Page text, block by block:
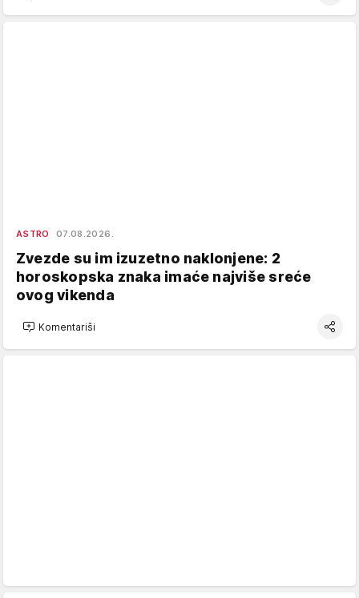
ASTRO 07.08.2026.
Zvezde su im izuzetno naklonjene: 2
horoskopska znaka imaće najviše sreće
ovog vikenda
Komentariši